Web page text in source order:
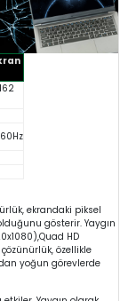
ekrandaki piksel
gösterir. Yaygın
HD
özellikle
yoğun görevlerde